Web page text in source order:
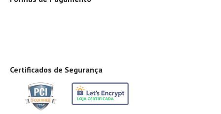
Certificados de Segurança